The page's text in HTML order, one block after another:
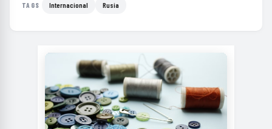
TAGS Internacional Rusia